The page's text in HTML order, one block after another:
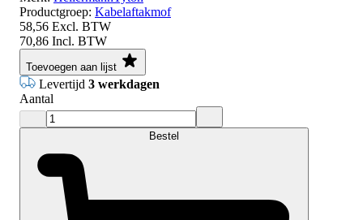
Productgroep: Kabelaftakmof
58,56 Excl. BTW
70,86 Incl. BTW
Toevoegen aan lijst
Levertijd 3 werkdagen
Aantal
Bestel